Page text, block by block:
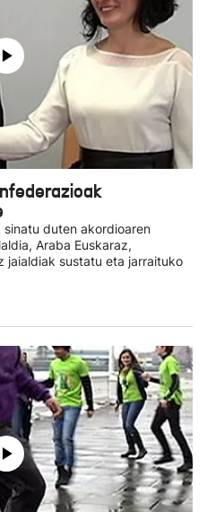
duten akordioaren
Araba Euskaraz,
jaialdiak sustatu eta jarraituko